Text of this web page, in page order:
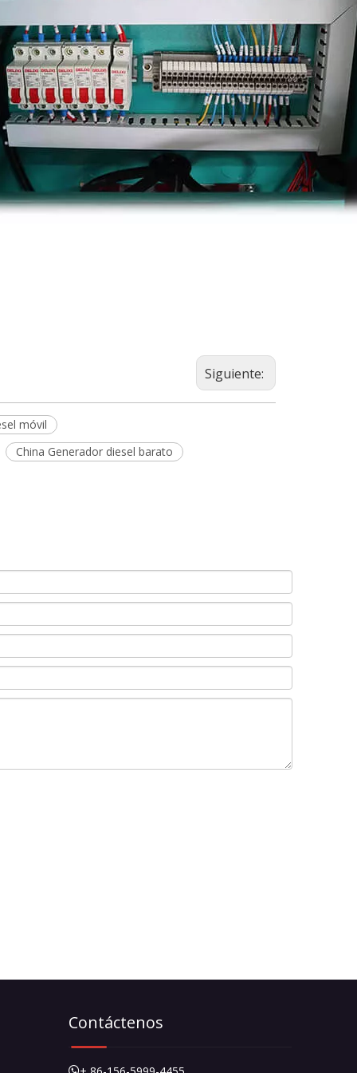
Siguiente:
móvil
China Generador diesel barato
Contáctenos